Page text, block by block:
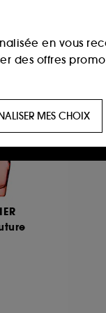
en vous
des offres
vous plaire via
navigation sur
fraudes aux
du
MES CHOIX